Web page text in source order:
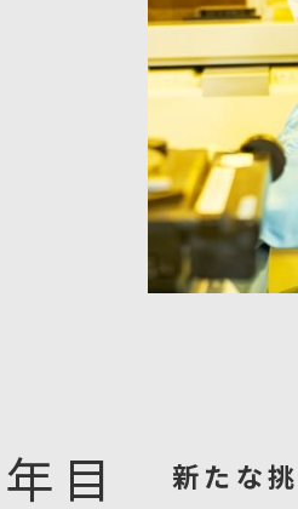
年目 新たな